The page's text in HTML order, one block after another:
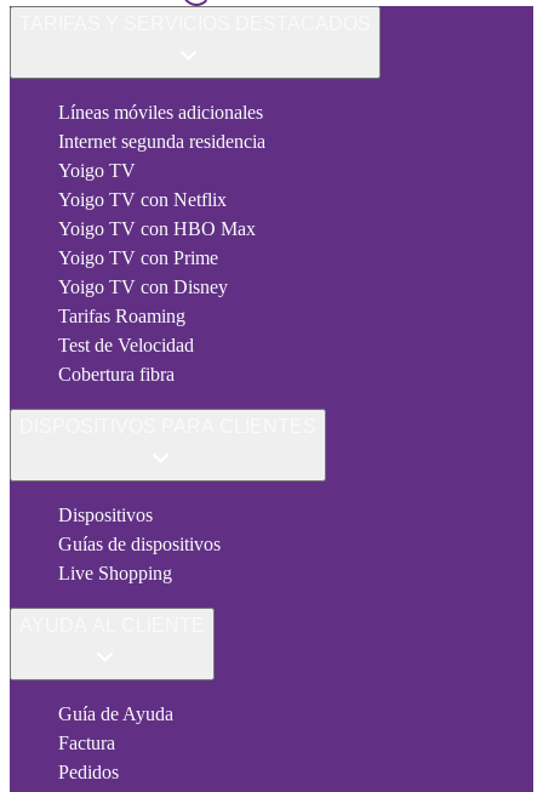
Líneas móviles adicionales
Internet segunda residencia
Yoigo TV
Yoigo TV con Netflix
Yoigo TV con HBO Max
Yoigo TV con Prime
Yoigo TV con Disney
Tarifas Roaming
Test de Velocidad
Cobertura fibra
Dispositivos
Guías de dispositivos
Live Shopping
Guía de Ayuda
Factura
Pedidos